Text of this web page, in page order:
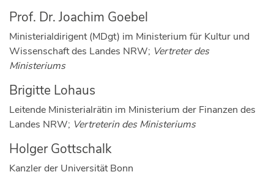
Prof. Dr. Joachim Goebel
Ministerialdirigent (MDgt) im Ministerium für Kultur und
Wissenschaft des Landes NRW; Vertreter des
Ministeriums
Brigitte Lohaus
Leitende Ministerialrätin im Ministerium der Finanzen des
Landes NRW; Vertreterin des Ministeriums
Holger Gottschalk
Kanzler der Universität Bonn